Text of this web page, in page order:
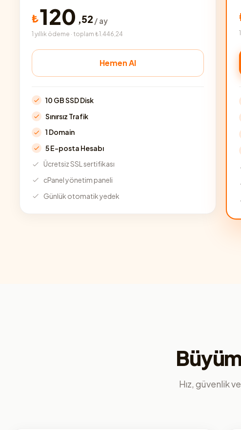
₺120 ,52 / ay
1 yıllık ödeme · toplam ₺1.446,24
Hemen Al
10 GB SSD Disk
Sınırsız Trafik
1 Domain
5 E-posta Hesabı
Ücretsiz SSL sertifikası
cPanel yönetim paneli
Günlük otomatik yedek
Hız, güvenlik